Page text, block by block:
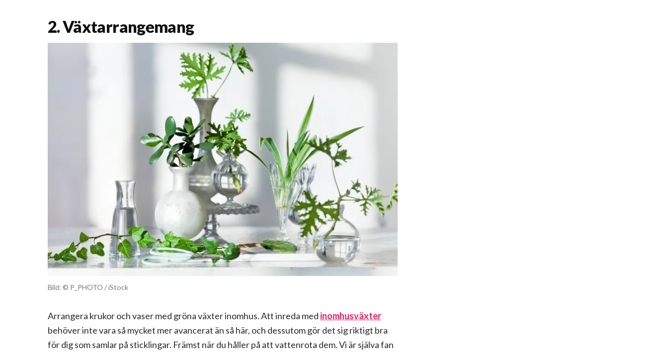
2. Växtarrangemang
Bild: © P_PHOTO / iStock
Arrangera krukor och vaser med gröna växter inomhus. Att inreda med inomhusväxter
behöver inte vara så mycket mer avancerat än så här, och dessutom gör det sig riktigt bra
för dig som samlar på sticklingar. Främst när du håller på att vattenrota dem. Vi är själva fan